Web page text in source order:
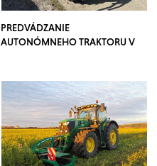
PREDVÁDZANIE
AUTONÓMNEHO TRAKTORU V